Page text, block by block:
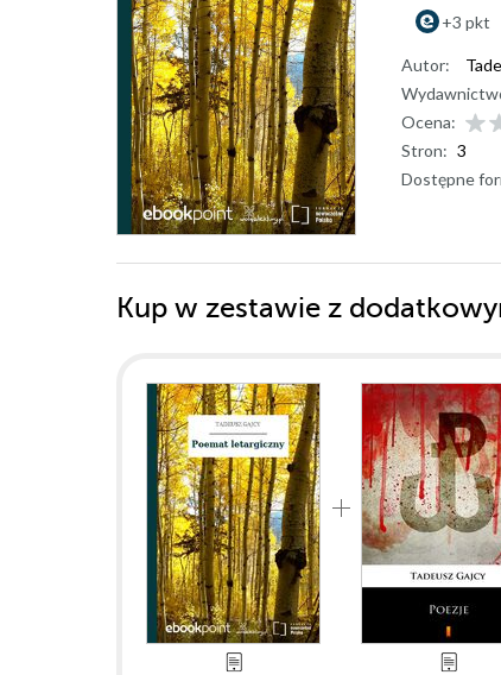
+3 pkt
Autor:
Ocena:
Stron: 3
Dostępne
Kup w zestawie z